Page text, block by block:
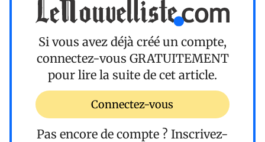
Si vous avez déjà créé un compte,
connectez-vous GRATUITEMENT
pour lire la suite de cet article.
Connectez-vous
Pas encore de compte ? Inscrivez-